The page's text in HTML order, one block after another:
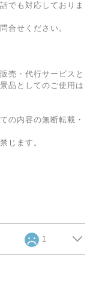
でも対応しておりま
せください。
売・代行サービスと
品としてのご使用は
の内容の無断転載・
じます。
1